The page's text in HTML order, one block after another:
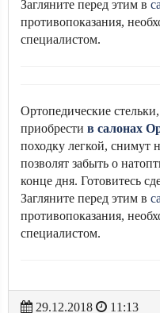
Загляните перед этим в
противопоказания,
специалистом.
Ортопедические
приобрести в салонах
походку легкой, снимут
позволят забыть о
конце дня. Готовитесь
Загляните перед этим в
противопоказания,
специалистом.
29.12.2018
11:13